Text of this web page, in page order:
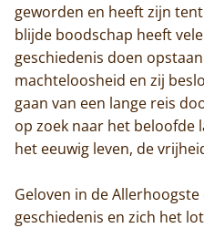
geworden en heeft zijn
blijde boodschap heeft
geschiedenis doen
machteloosheid en zij
gaan van een lange reis
op zoek naar het beloofde
het eeuwig leven, de
Geloven in de
geschiedenis en zich het